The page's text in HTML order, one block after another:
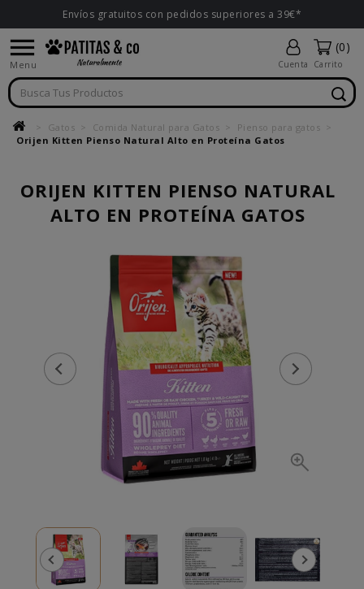
Envíos gratuitos con pedidos superiores a 39€*

Menu Cuenta
(0)
Carrito
Gatos Comida Natural para Gatos
Pienso para gatos
Orijen Kitten Pienso Natural Alto en Proteína Gatos
ORIJEN KITTEN PIENSO NATURAL
ALTO EN PROTEÍNA GATOS